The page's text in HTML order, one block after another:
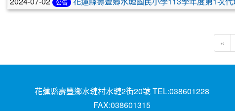
公告
«
花蓮縣壽豐鄉水璉村水璉2街20號 TEL:038601228
FAX:038601315